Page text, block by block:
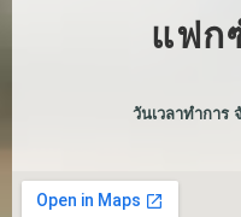
แฟก
วันเวลาทำการ